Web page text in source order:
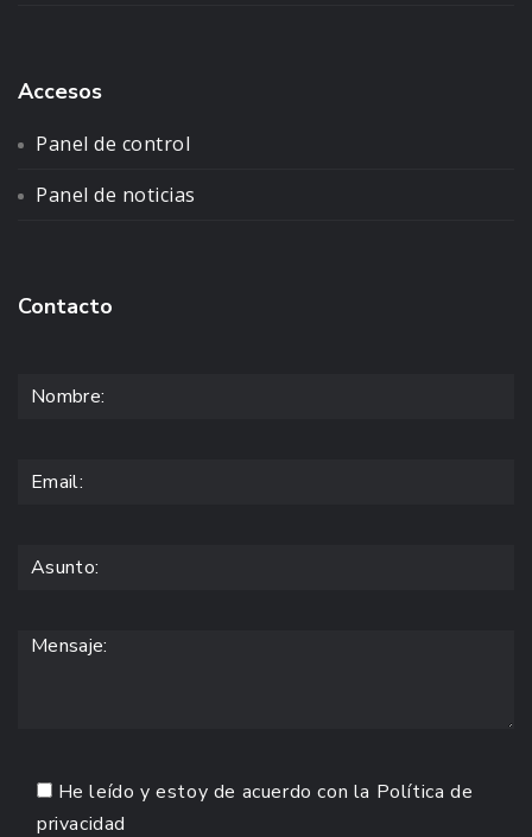
Accesos
Panel de control
Panel de noticias
Contacto
He leído y estoy de acuerdo con la Política de
privacidad